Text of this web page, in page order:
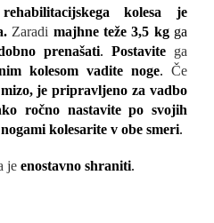
kolesa je
Zaradi majhne teže 3,5 kg ga
prenašati. Postavite ga
kolesom vadite noge. Če
je pripravljeno za vadbo
ročno nastavite po svojih
kolesarite v obe smeri.
je enostavno shraniti.